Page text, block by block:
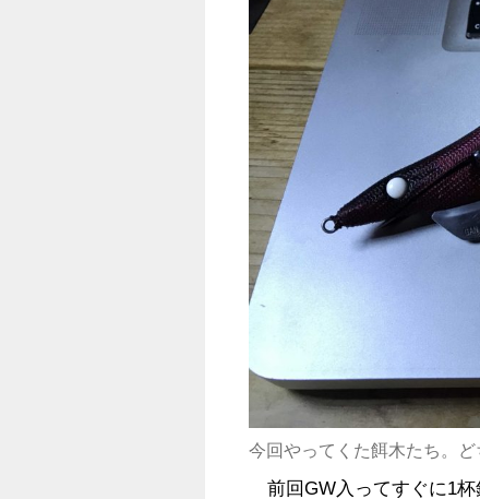
今回やってくた餌木たち。ど
前回GW入ってすぐに1杯